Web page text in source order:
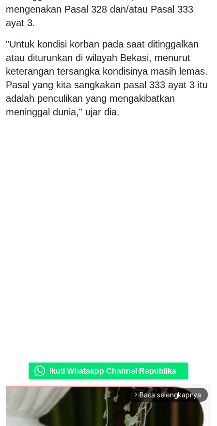
mengenakan Pasal 328 dan/atau Pasal 333
ayat 3.
"Untuk kondisi korban pada saat ditinggalkan
atau diturunkan di wilayah Bekasi, menurut
keterangan tersangka kondisinya masih lemas.
Pasal yang kita sangkakan pasal 333 ayat 3 itu
adalah penculikan yang mengakibatkan
meninggal dunia," ujar dia.
Ikuti Whatsapp Channel Republika
arrow_forward_ios Baca selengkapnya